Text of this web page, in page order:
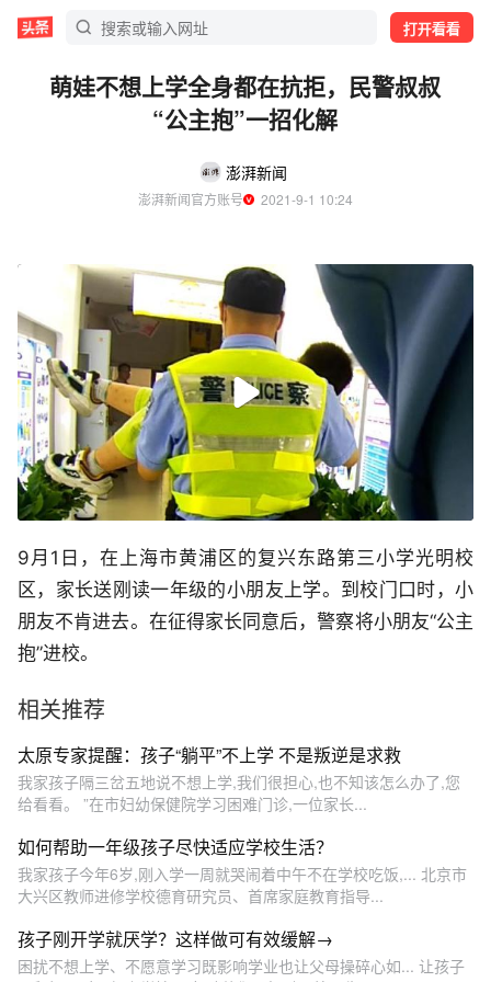
打开看看
萌娃不想上学全身都在抗拒，民警叔叔
“公主抱”一招化解
澎湃新闻
澎湃新闻官方账号
  2021-9-1 10:24
9月1日，在上海市黄浦区的复兴东路第三小学光明校
区，家长送刚读一年级的小朋友上学。到校门口时，小
朋友不肯进去。在征得家长同意后，警察将小朋友“公主
抱”进校。
相关推荐
太原专家提醒：孩子“躺平”不上学 不是叛逆是求救
我家孩子隔三岔五地说不想上学,我们很担心,也不知该怎么办了,您
给看看。 ”在市妇幼保健院学习困难门诊,一位家长...
如何帮助一年级孩子尽快适应学校生活？
我家孩子今年6岁,刚入学一周就哭闹着中午不在学校吃饭,... 北京市
大兴区教师进修学校德育研究员、首席家庭教育指导...
孩子刚开学就厌学？这样做可有效缓解→
困扰不想上学、不愿意学习既影响学业也让父母操碎心如... 让孩子